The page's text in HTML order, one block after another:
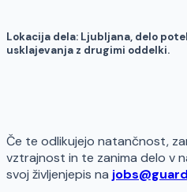
Lokacija dela: Ljubljana, delo
usklajevanja z drugimi oddelki.
Če te odlikujejo natančnost,
vztrajnost in te zanima delo v
svoj življenjepis na